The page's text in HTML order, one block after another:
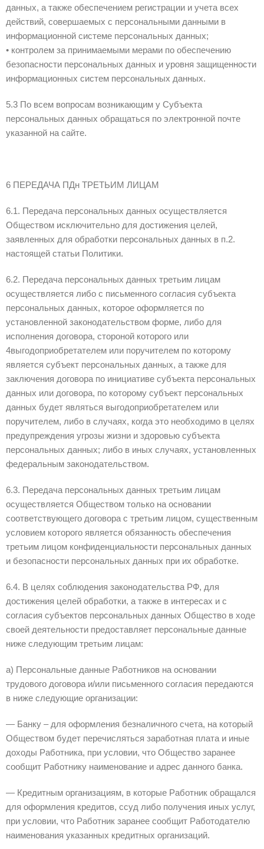
данных, а также обеспечением регистрации и учета всех
действий, совершаемых с персональными данными в
информационной системе персональных данных;
• контролем за принимаемыми мерами по обеспечению
безопасности персональных данных и уровня защищенности
информационных систем персональных данных.
5.3 По всем вопросам возникающим у Субъекта
персональных данных обращаться по электронной почте
указанной на сайте.
6 ПЕРЕДАЧА ПДн ТРЕТЬИМ ЛИЦАМ
6.1. Передача персональных данных осуществляется
Обществом исключительно для достижения целей,
заявленных для обработки персональных данных в п.2.
настоящей статьи Политики.
6.2. Передача персональных данных третьим лицам
осуществляется либо с письменного согласия субъекта
персональных данных, которое оформляется по
установленной законодательством форме, либо для
исполнения договора, стороной которого или
4выгодоприобретателем или поручителем по которому
является субъект персональных данных, а также для
заключения договора по инициативе субъекта персональных
данных или договора, по которому субъект персональных
данных будет являться выгодоприобретателем или
поручителем, либо в случаях, когда это необходимо в целях
предупреждения угрозы жизни и здоровью субъекта
персональных данных; либо в иных случаях, установленных
федеральным законодательством.
6.3. Передача персональных данных третьим лицам
осуществляется Обществом только на основании
соответствующего договора с третьим лицом, существенным
условием которого является обязанность обеспечения
третьим лицом конфиденциальности персональных данных
и безопасности персональных данных при их обработке.
6.4. В целях соблюдения законодательства РФ, для
достижения целей обработки, а также в интересах и с
согласия субъектов персональных данных Общество в ходе
своей деятельности предоставляет персональные данные
ниже следующим третьим лицам:
а) Персональные данные Работников на основании
трудового договора и/или письменного согласия передаются
в ниже следующие организации:
— Банку – для оформления безналичного счета, на который
Обществом будет перечисляться заработная плата и иные
доходы Работника, при условии, что Общество заранее
сообщит Работнику наименование и адрес данного банка.
— Кредитным организациям, в которые Работник обращался
для оформления кредитов, ссуд либо получения иных услуг,
при условии, что Работник заранее сообщит Работодателю
наименования указанных кредитных организаций.